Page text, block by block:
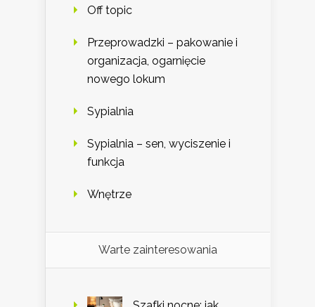
Off topic
Przeprowadzki – pakowanie i
organizacja, ogarnięcie
nowego lokum
Sypialnia
Sypialnia – sen, wyciszenie i
funkcja
Wnętrze
Warte zainteresowania